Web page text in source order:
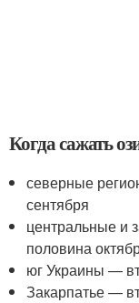
Когда сажать
северные
сентября
центральные и
половина
юг Украины —
Закарпатье —